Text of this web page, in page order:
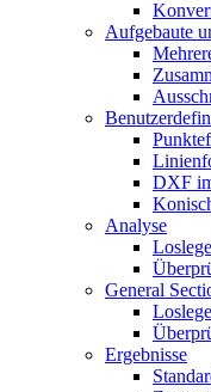
Aufgebaute
DXF
Analyse
General
Ergebnisse